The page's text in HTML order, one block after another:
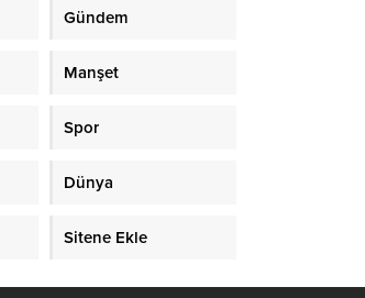
Gündem
Manşet
Spor
Dünya
Sitene Ekle